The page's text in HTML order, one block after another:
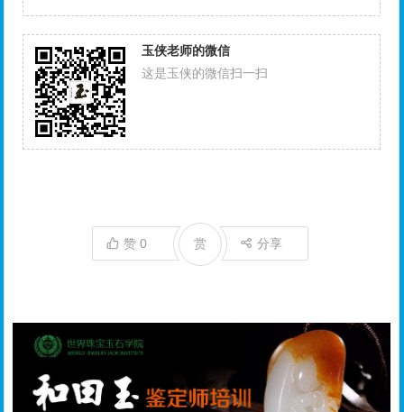
玉侠老师的微信
这是玉侠的微信扫一扫
赞0 分享
赏